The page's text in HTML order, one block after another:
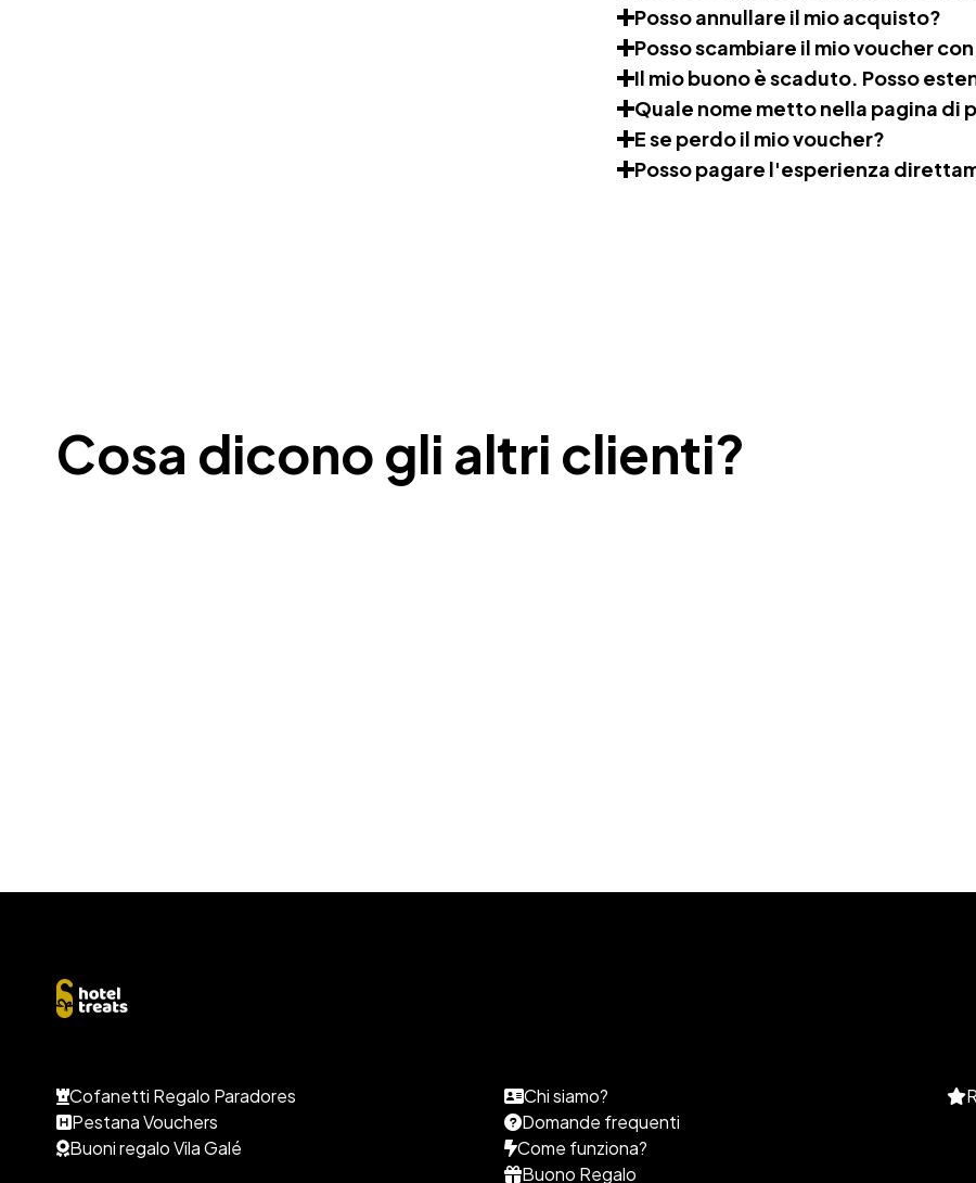
Posso annullare il mio acquisto?
Posso scambiare il mio voucher
Il mio buono è scaduto. Posso
Quale nome metto nella pagina di
E se perdo il mio voucher?
Posso pagare l'esperienza
Cosa dicono gli altri clienti?
Cofanetti Regalo Paradores
Pestana Vouchers
Buoni regalo Vila Galé
Chi siamo?
Domande frequenti
Come funziona?
Buono Regalo